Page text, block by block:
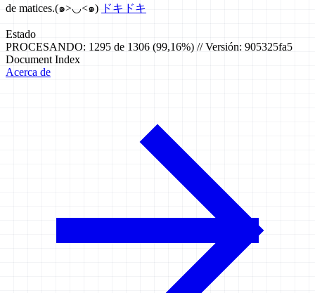
de matices.(๑>◡<๑) ドキドキ
Estado
PROCESANDO: 1295 de 1306 (99,16%) // Versión: 905325fa5
Document Index
Acerca de